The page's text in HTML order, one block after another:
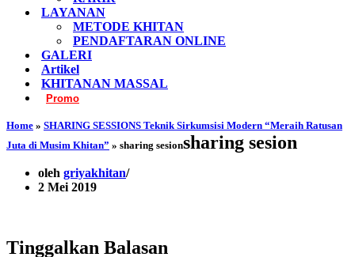
LAYANAN
METODE KHITAN
PENDAFTARAN ONLINE
GALERI
Artikel
KHITANAN MASSAL
Promo
Home » SHARING SESSIONS Teknik Sirkumsisi Modern “Meraih Ratusan
Juta di Musim Khitan” » sharing sesionsharing sesion
oleh griyakhitan
2 Mei 2019
Tinggalkan Balasan